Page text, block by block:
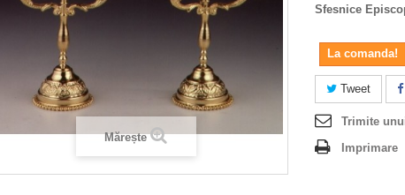
Mărește
Sfesnice
La comanda!
Tweet
Trimite
Imprimare